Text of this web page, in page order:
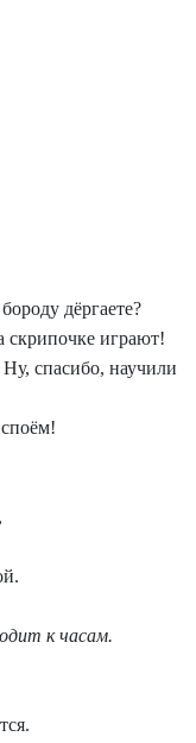
дёргаете?
скрипочке играют!
спасибо, научили
к часам.